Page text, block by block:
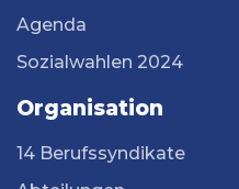
Agenda
Sozialwahlen 2024
Organisation
14 Berufssyndikate